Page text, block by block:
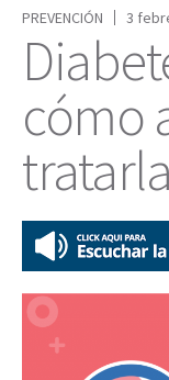
PREVENCIÓN
3
cómo
tratarla